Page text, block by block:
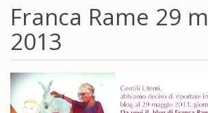
Franca Rame 29
2013